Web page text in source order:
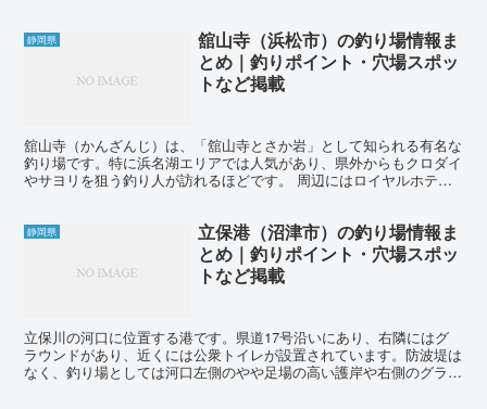
静岡県
舘山寺（浜松市）の釣り場情報ま
とめ｜釣りポイント・穴場スポッ
トなど掲載
舘山寺（かんざんじ）は、「舘山寺とさか岩」として知られる有名な
釣り場です。特に浜名湖エリアでは人気があり、県外からもクロダイ
やサヨリを狙う釣り人が訪れるほどです。 周辺にはロイヤルホテル
静岡県
立保港（沼津市）の釣り場情報ま
とめ｜釣りポイント・穴場スポッ
トなど掲載
立保川の河口に位置する港です。県道17号沿いにあり、右隣にはグ
ラウンドがあり、近くには公衆トイレが設置されています。防波堤は
なく、釣り場としては河口左側のやや足場の高い護岸や右側のグラン